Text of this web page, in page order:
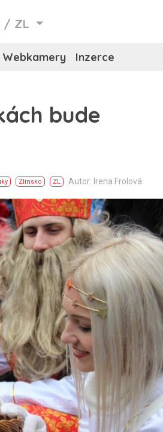
/ ZL
Webkamery Inzerce
bude
Zlínsko ZL Autor: Irena Frolová